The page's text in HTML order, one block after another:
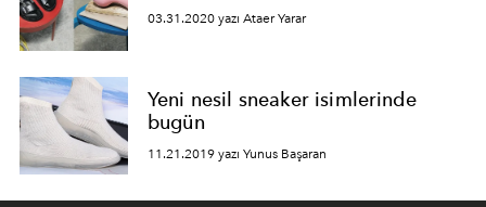
03.31.2020 yazı Ataer Yarar
Yeni nesil sneaker isimlerinde
bugün
11.21.2019 yazı Yunus Başaran